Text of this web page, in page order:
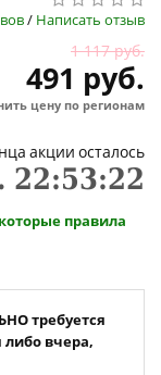
/ Написать отзыв
1 117 руб.
491 руб.
цену по регионам
акции осталось
22:53:22
правила
требуется
вчера,